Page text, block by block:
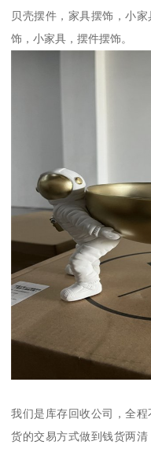
贝壳摆件，家具摆饰，小
饰，小家具，摆件摆饰。
我们是库存回收公司，全
货的交易方式做到钱货两